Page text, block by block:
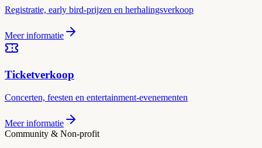
Registratie, early bird-prijzen en herhalingsverkoop
Meer informatie
Ticketverkoop
Concerten, feesten en entertainment-evenementen
Meer informatie
Community & Non-profit